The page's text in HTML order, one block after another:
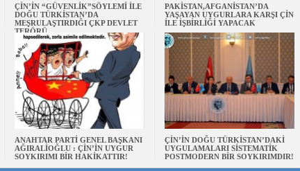
ÇİN’İN “GÜVENLİK”SÖYLEMİ İLE
DOĞU TÜRKİSTAN’DA
MEŞRULAŞTIRDIĞI ÇKP DEVLET
TERÖRÜ
PAKİSTAN,AFGANİSTAN’DA
YAŞAYAN UYGURLARA KARŞI ÇİN
İLE İŞBİRLİĞİ YAPACAK
ANAHTAR PARTİ GENEL BAŞKANI
AĞIRALİOĞLU : ÇİN’İN UYGUR
SOYKIRIMI BİR HAKİKATTIR!
ÇİN’İN DOĞU TÜRKİSTAN’DAKİ
UYGULAMALARI SİSTEMATİK
POSTMODERN BİR SOYKIRIMDIR!